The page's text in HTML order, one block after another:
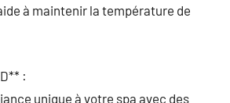
à maintenir la température de
:
unique à votre spa avec des